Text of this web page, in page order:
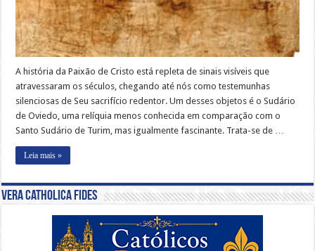
A história da Paixão de Cristo está repleta de sinais visíveis que
atravessaram os séculos, chegando até nós como testemunhas
silenciosas de Seu sacrifício redentor. Um desses objetos é o Sudário
de Oviedo, uma relíquia menos conhecida em comparação com o
Santo Sudário de Turim, mas igualmente fascinante. Trata-se de …
Leia mais »
Vera Catholica Fides